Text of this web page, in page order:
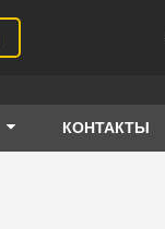
КОНТАКТЫ